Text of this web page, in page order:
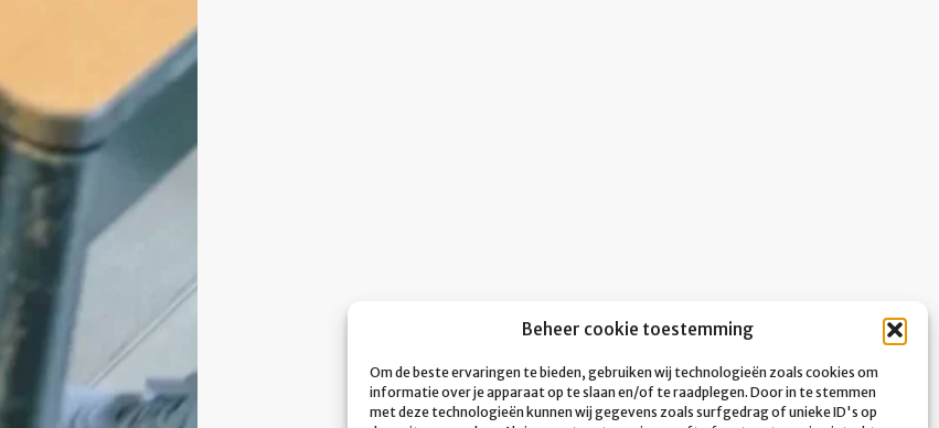
Beheer cookie toestemming
Om de beste ervaringen te bieden, gebruiken wij technologieën zoals cookies om
informatie over je apparaat op te slaan en/of te raadplegen. Door in te stemmen
met deze technologieën kunnen wij gegevens zoals surfgedrag of unieke ID's op